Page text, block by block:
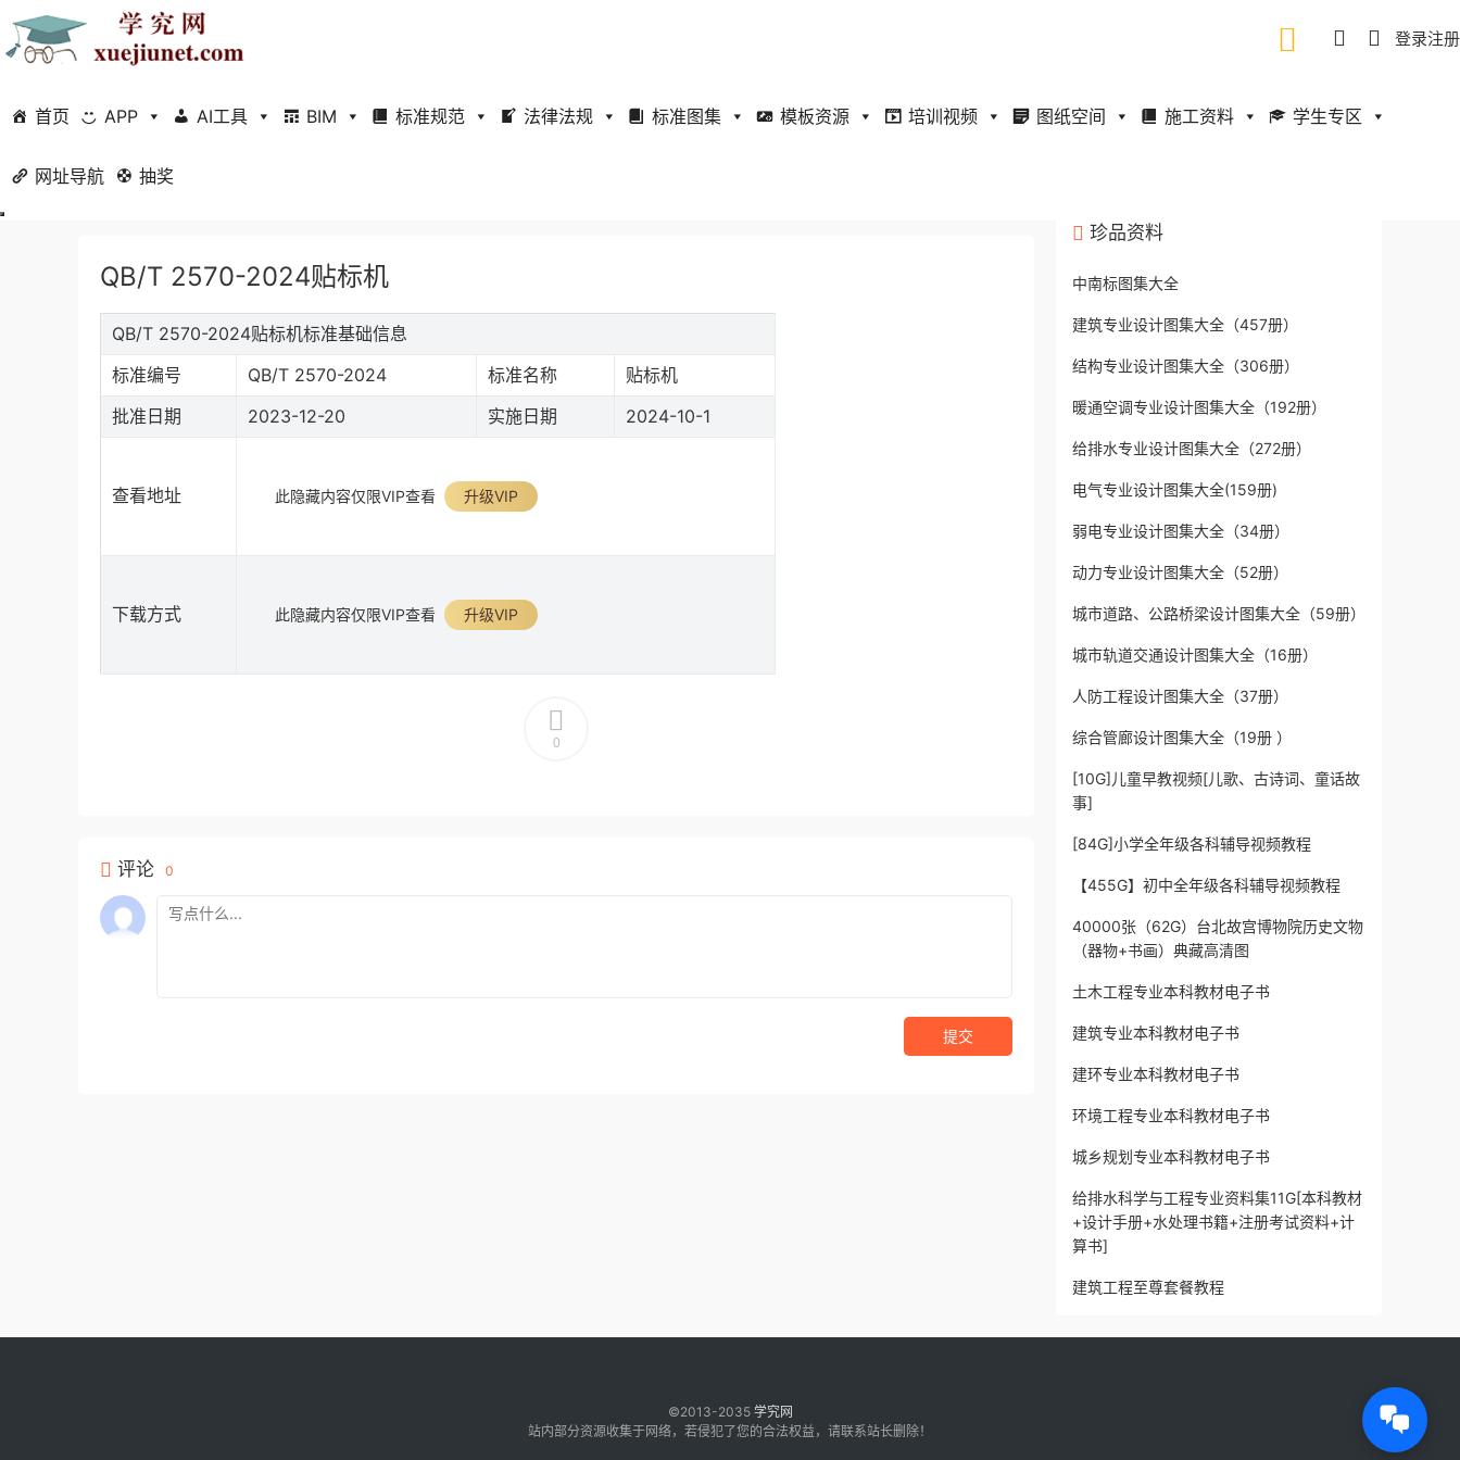
登录注册
首页 APP AI工具 BIM 标准规范 法律法规 标准图集 模板资源 培训视频 图纸空间 施工资料 学生专区
网址导航 抽奖
当前位置：首页
QB/T 2570-2024贴标机
QB/T 2570-2024贴标机标准基础信息
标准编号
QB/T 2570-2024 标准名称
贴标机
批准日期
2023-12-20 实施日期 2024-10-1
查看地址 此隐藏内容仅限VIP查看 升级VIP
下载方式 此隐藏内容仅限VIP查看 升级VIP
0
评论 0
提交
珍品资料
中南标图集大全
建筑专业设计图集大全（457册）
结构专业设计图集大全（306册）
暖通空调专业设计图集大全（192册）
给排水专业设计图集大全（272册）
电气专业设计图集大全(159册)
弱电专业设计图集大全（34册）
动力专业设计图集大全（52册）
城市道路、公路桥梁设计图集大全（59册）
城市轨道交通设计图集大全（16册）
人防工程设计图集大全（37册）
综合管廊设计图集大全（19册 ）
[10G]儿童早教视频[儿歌、古诗词、童话故
事]
[84G]小学全年级各科辅导视频教程
【455G】初中全年级各科辅导视频教程
40000张（62G）台北故宫博物院历史文物
（器物+书画）典藏高清图
土木工程专业本科教材电子书
建筑专业本科教材电子书
建环专业本科教材电子书
环境工程专业本科教材电子书
城乡规划专业本科教材电子书
给排水科学与工程专业资料集11G[本科教材
+设计手册+水处理书籍+注册考试资料+计
算书]
建筑工程至尊套餐教程
©2013-2035 学究网
站内部分资源收集于网络，若侵犯了您的合法权益，请联系站长删除！